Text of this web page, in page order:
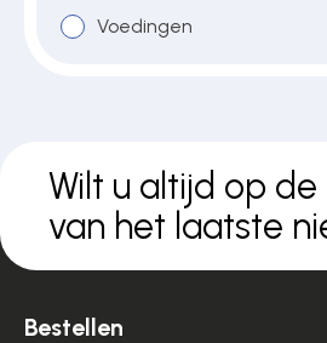
Voedingen
Wilt u altijd op
van het laatste
Bestellen